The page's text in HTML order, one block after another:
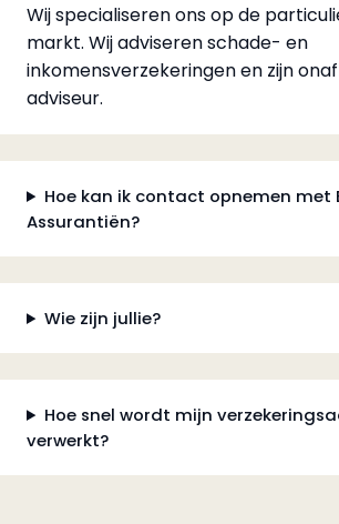
Wij specialiseren ons op de
markt. Wij adviseren schade- en
inkomensverzekeringen en zijn
adviseur.
Hoe kan ik contact opnemen met
Assurantiën?
Wie zijn jullie?
Hoe snel wordt mijn
verwerkt?